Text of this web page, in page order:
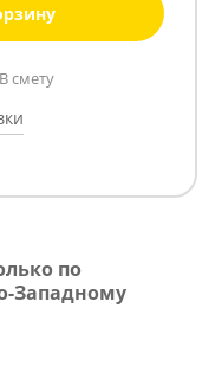
В смету
по
Западному